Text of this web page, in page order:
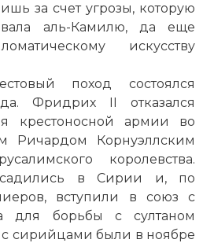
за счет угрозы, которую
аль-Камилю, да еще
искусству
поход состоялся
Фридрих II отказался
крестоносной армии во
Ричардом Корнуэллским
королевства.
в Сирии и, по
вступили в союз с
для борьбы с султаном
с сирийцами были в ноябре